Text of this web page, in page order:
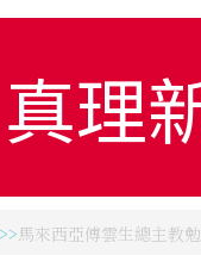
真理
馬來西亞傅雲生總主教